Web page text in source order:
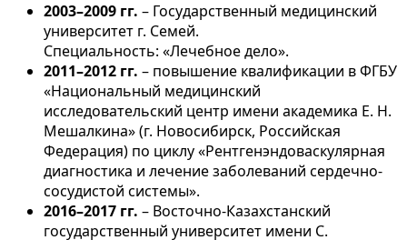
2003–2009 гг. – Государственный медицинский
университет г. Семей.
Специальность: «Лечебное дело».
2011–2012 гг. – повышение квалификации в ФГБУ
«Национальный медицинский
исследовательский центр имени академика Е. Н.
Мешалкина» (г. Новосибирск, Российская
Федерация) по циклу «Рентгенэндоваскулярная
диагностика и лечение заболеваний сердечно-
сосудистой системы».
2016–2017 гг. – Восточно-Казахстанский
государственный университет имени С.